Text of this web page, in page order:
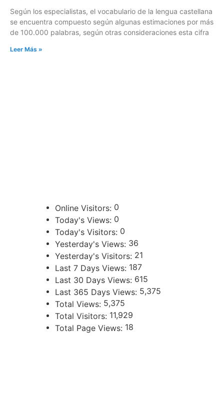
Según los especialistas, el vocabulario de la lengua castellana
se encuentra compuesto según algunas estimaciones por más
de 100.000 palabras, según otras consideraciones esta cifra
Leer Más »
Online Visitors: 0
Today's Views: 0
Today's Visitors: 0
Yesterday's Views: 36
Yesterday's Visitors: 21
Last 7 Days Views: 187
Last 30 Days Views: 615
Last 365 Days Views: 5,375
Total Views: 5,375
Total Visitors: 11,929
Total Page Views: 18